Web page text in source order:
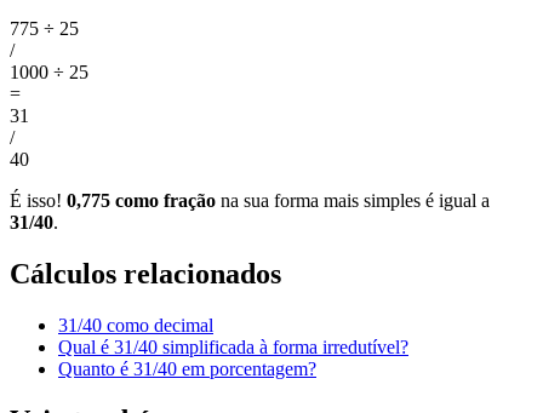
775 ÷ 25
/
1000 ÷ 25
=
31
/
40
É isso! 0,775 como fração na sua forma mais simples é igual a
31/40.
Cálculos relacionados
31/40 como decimal
Qual é 31/40 simplificada à forma irredutível?
Quanto é 31/40 em porcentagem?